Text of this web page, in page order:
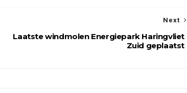
Next
Laatste windmolen Energiepark Haringvliet
Zuid geplaatst